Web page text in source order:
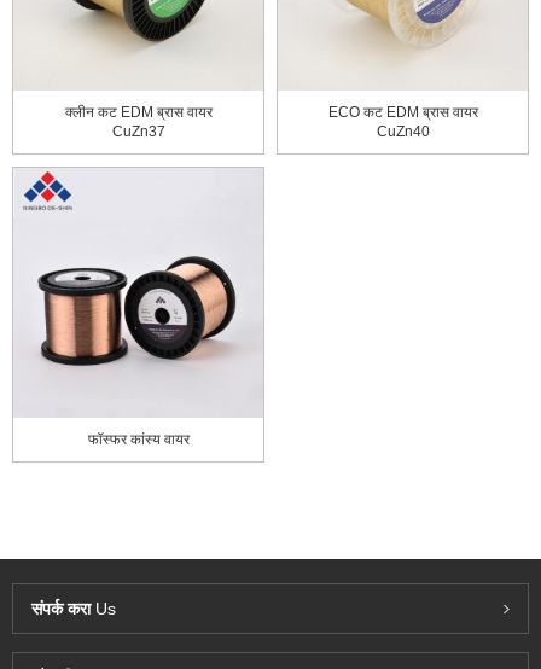
क्लीन कट EDM ब्रास वायर
CuZn37
ECO कट EDM ब्रास वायर
CuZn40
फॉस्फर कांस्य वायर
संपर्क कराUs